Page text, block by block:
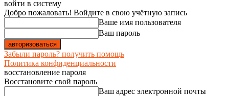
войти в систему
Добро пожаловать! Войдите в свою учётную запись
Ваше имя пользователя
Ваш пароль
Забыли пароль? получить помощь
Политика конфиденциальности
восстановление пароля
Восстановите свой пароль
Ваш адрес электронной почты